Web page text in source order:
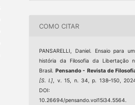
COMO CITAR
PANSARELLI, Daniel. Ensaio para
história da Filosofia da Libertação
Brasil.Pensando - Revista de
[S. l.], v. 15, n. 34, p. 138–150,
DOI:
10.26694/pensando.vol15i34.5564.